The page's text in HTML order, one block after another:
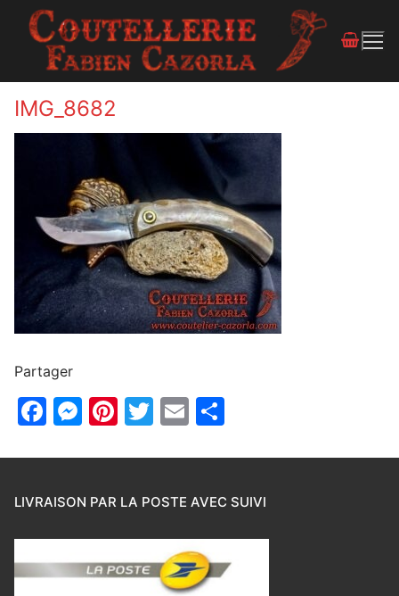
IMG_8682
Partager
Facebook
Messenger
Pinterest
Twitter
Email
LIVRAISON PAR LA POSTE AVEC SUIVI